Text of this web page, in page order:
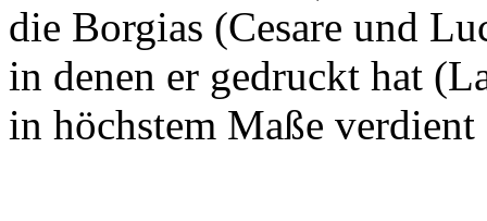
die Borgias (Cesare und
in denen er gedruckt hat
in höchstem Maße verdient